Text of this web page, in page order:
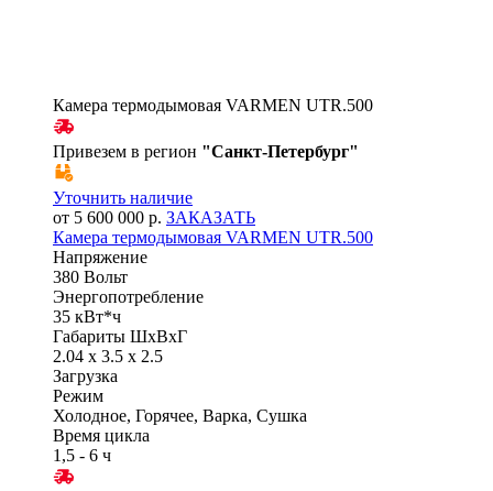
Камера термодымовая VARMEN UTR.500
Привезем в регион "Санкт-Петербург"
Уточнить наличие
от 5 600 000 р. ЗАКАЗАТЬ
Камера термодымовая VARMEN UTR.500
Напряжение
380 Вольт
Энергопотребление
35 кВт*ч
Габариты ШхВхГ
2.04 x 3.5 x 2.5
Загрузка
Режим
Холодное, Горячее, Варка, Сушка
Время цикла
1,5 - 6 ч